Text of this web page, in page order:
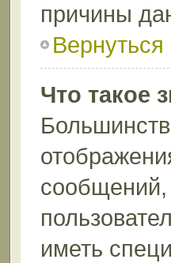
причины
Вернуться
Что такое
сообщений,
иметь